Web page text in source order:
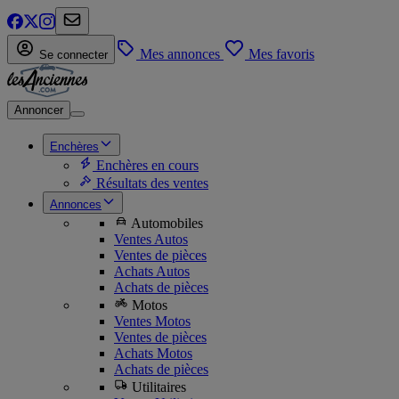
Se connecter Mes annonces Mes favoris
Annoncer
Enchères
Enchères en cours
Résultats des ventes
Annonces
Automobiles
Ventes Autos
Ventes de pièces
Achats Autos
Achats de pièces
Motos
Ventes Motos
Ventes de pièces
Achats Motos
Achats de pièces
Utilitaires